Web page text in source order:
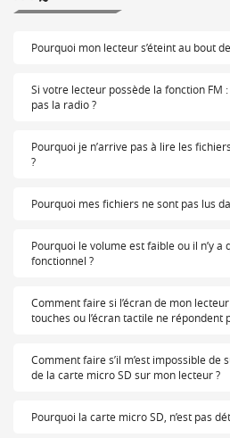
Pourquoi mon lecteur s’éteint au bout
Si votre lecteur possède la fonction FM
pas la radio ?
Pourquoi je n’arrive pas à lire les
?
Pourquoi mes fichiers ne sont pas lus
Pourquoi le volume est faible ou il n’y a
fonctionnel ?
Comment faire si l’écran de mon
touches ou l’écran tactile ne répondent
Comment faire s’il m’est impossible de
de la carte micro SD sur mon lecteur ?
Pourquoi la carte micro SD, n’est pas